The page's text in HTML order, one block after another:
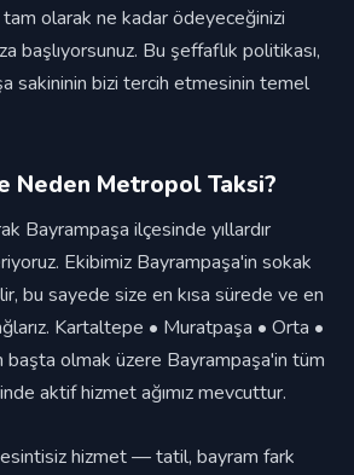
tam olarak ne kadar ödeyeceğinizi
başlıyorsunuz. Bu şeffaflık politikası,
sakininin bizi tercih etmesinin temel
Neden Metropol Taksi?
Bayrampaşa ilçesinde yıllardır
Ekibimiz Bayrampaşa'in sokak
bu sayede size en kısa sürede ve en
Kartaltepe • Muratpaşa • Orta •
başta olmak üzere Bayrampaşa'in tüm
aktif hizmet ağımız mevcuttur.
hizmet — tatil, bayram fark